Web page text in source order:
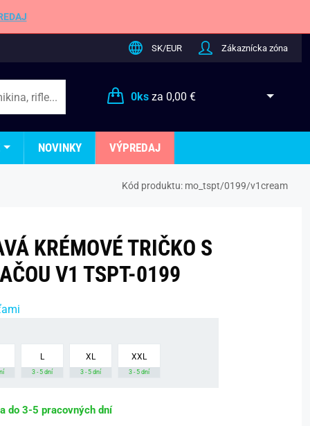
SK/EUR Zákaznícka zóna
0ksza 0,00 €
NOVINKY VÝPREDAJ
Kód produktu: mo_tspt/0199/v1cream
KRÉMOVÉ TRIČKO S
V1 TSPT-0199
L
3 - 5 dní
XL
3 - 5 dní
XXL
3 - 5 dní
do 3-5 pracovných dní